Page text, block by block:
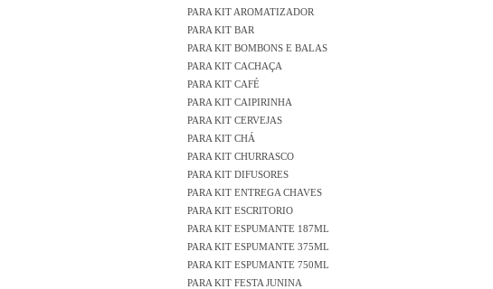
PARA KIT AROMATIZADOR
PARA KIT BAR
PARA KIT BOMBONS E BALAS
PARA KIT CACHAÇA
PARA KIT CAFÉ
PARA KIT CAIPIRINHA
PARA KIT CERVEJAS
PARA KIT CHÁ
PARA KIT CHURRASCO
PARA KIT DIFUSORES
PARA KIT ENTREGA CHAVES
PARA KIT ESCRITORIO
PARA KIT ESPUMANTE 187ML
PARA KIT ESPUMANTE 375ML
PARA KIT ESPUMANTE 750ML
PARA KIT FESTA JUNINA